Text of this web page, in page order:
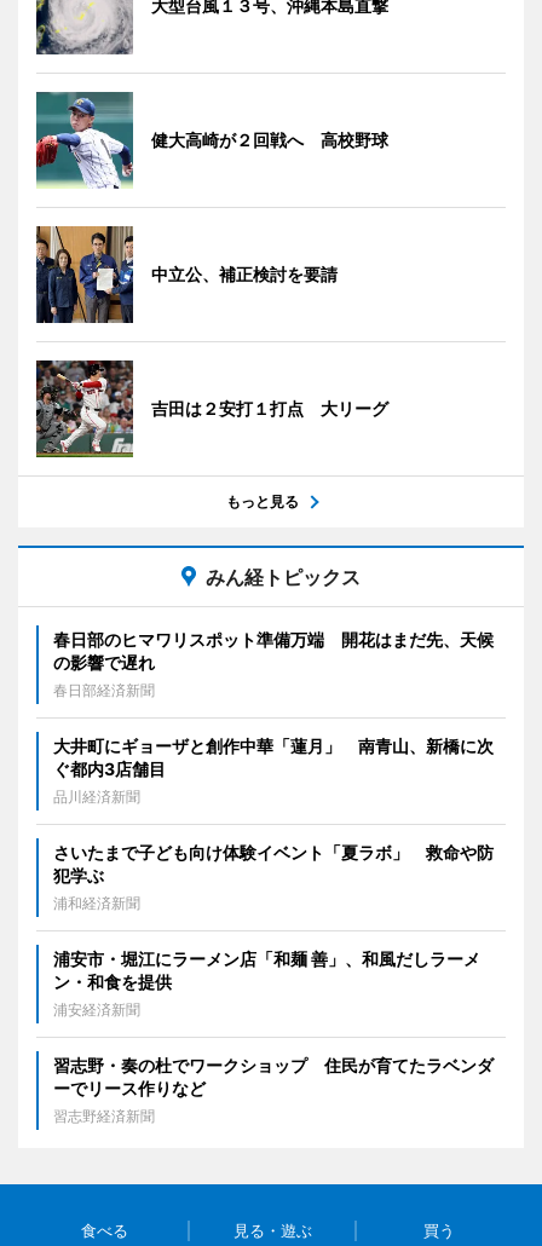
大型台風１３号、沖縄本島直撃
健大高崎が２回戦へ 高校野球
中立公、補正検討を要請
吉田は２安打１打点 大リーグ
もっと見る
みん経トピックス
春日部のヒマワリスポット準備万端 開花はまだ先、天候
の影響で遅れ
春日部経済新聞
大井町にギョーザと創作中華「蓮月」 南青山、新橋に次
ぐ都内3店舗目
品川経済新聞
さいたまで子ども向け体験イベント「夏ラボ」 救命や防
犯学ぶ
浦和経済新聞
浦安市・堀江にラーメン店「和麺 善」、和風だしラーメ
ン・和食を提供
浦安経済新聞
習志野・奏の杜でワークショップ 住民が育てたラベンダ
ーでリース作りなど
習志野経済新聞
食べる 見る・遊ぶ 買う